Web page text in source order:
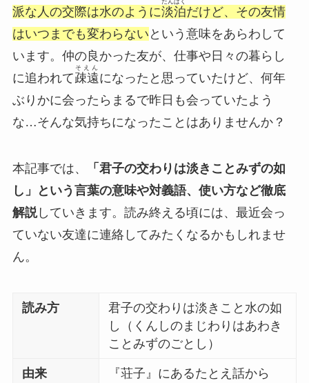
派な人の交際は水のように淡泊だけど、その友情
はいつまでも変わらない という意味をあらわして
います。仲の良かった友が、仕事や日々の暮らし
に追われて疎遠
そえん
になったと思っていたけど、何年
ぶりかに会ったらまるで昨日も会っていたよう
な…そんな気持ちになったことはありませんか？
本記事では、
「君子の交わりは淡きことみずの如
し」という言葉の意味や対義語、使い方など徹底
解説していきます。読み終える頃には、最近会っ
ていない友達に連絡してみたくなるかもしれませ
ん。
読み方
君子の交わりは淡きこと水の如
し（くんしのまじわりはあわき
ことみずのごとし）
由来 『荘子』にあるたとえ話から